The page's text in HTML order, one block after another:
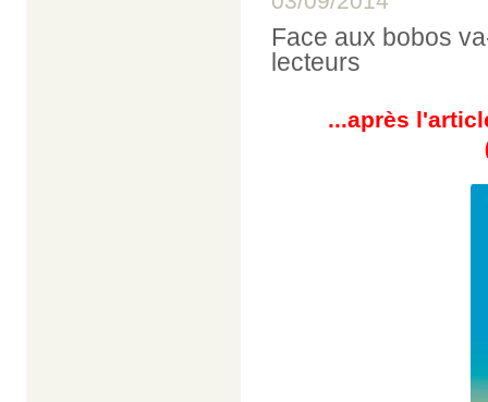
Face aux bobos
lecteurs
...après